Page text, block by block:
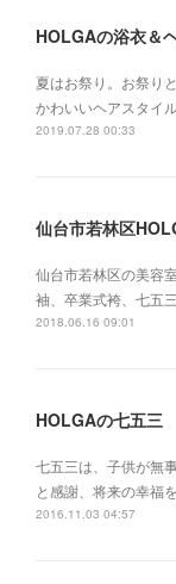
HOLGAの浴衣＆
夏はお祭り。お祭り
かわいいヘアスタイ
2019.07.28 00:33
仙台市若林区
仙台市若林区の美容
袖、卒業式袴、七五
2018.06.16 09:01
HOLGAの七五三
七五三は、子供が無
と感謝、将来の幸福
2016.11.03 04:57